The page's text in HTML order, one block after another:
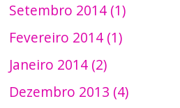
Setembro 2014 (1)
Fevereiro 2014 (1)
Janeiro 2014 (2)
Dezembro 2013 (4)